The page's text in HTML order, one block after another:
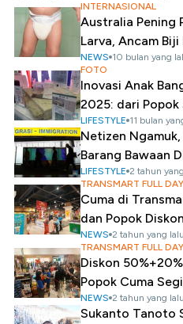
INTERNASIONAL
Australia Pening
Larva, Ancam Biji
NEWS 10 bulan yang
FOTO
Inovasi Anak
2025: dari
LIFESTYLE 11 bulan
Netizen
Barang Bawaan
LIFESTYLE 2 tahun
TRANSMART FULL
Cuma di
dan Popok
NEWS 2 tahun yang lalu
TRANSMART FULL
Diskon
Popok Cuma
NEWS 2 tahun yang lalu
Sukanto Tanoto